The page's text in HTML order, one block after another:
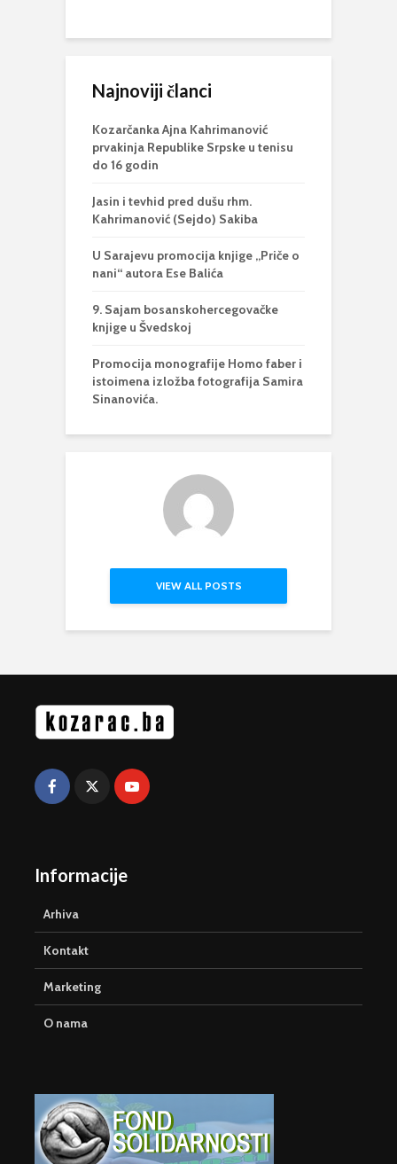
Najnoviji članci
Kozarčanka Ajna Kahrimanović
prvakinja Republike Srpske u tenisu
do 16 godin
Jasin i tevhid pred dušu rhm.
Kahrimanović (Sejdo) Sakiba
U Sarajevu promocija knjige „Priče o
nani“ autora Ese Balića
9. Sajam bosanskohercegovačke
knjige u Švedskoj
Promocija monografije Homo faber i
istoimena izložba fotografija Samira
Sinanovića.
VIEW ALL POSTS
Informacije
Arhiva
Kontakt
Marketing
O nama